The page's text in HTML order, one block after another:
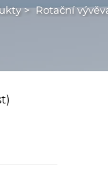
>Rotační